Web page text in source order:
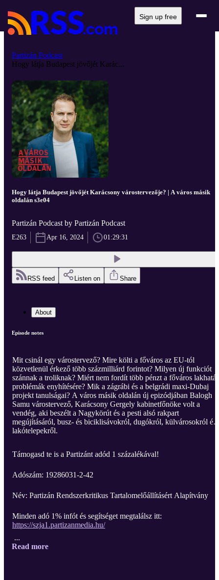
Sign up free
Partizán Podcast
Hogy látja Budapest jövőjét Karác...
Hogy látja Budapest jövőjét Karácsony várostervezője? | A város másik
oldalán s3e04
Partizán Podcast by Partizán Podcast
E263 Apr 16, 2024 01:29:31
RSS feed Listen on Share
About
Episode notes
Mit csinál egy várostervező? Mire költi a főváros az EU-tól
közvetlenül érkező több százmilliárd forintot? Milyen új funkciót
szánnak a troliknak? Miért nem fordít több pénzt a főváros
problémák enyhítésére? Mik a zágrábi és a belgrádi maxi-Dubaj
projekt tanulságai? A város másik oldalán új epizódjában Balogh
Samu várostervező, Karácsony Gergely kabinetfőnöke volt a
vendég, aki beszélt a Nagykörút és a pesti alsó rakpart
megújításáról, busz- és biciklisávokról, dugókról, külvárosokról és
lakótelepekről.
Támogasd te is a Partizánt adód 1 százalékával!
Adószám: 19286031-2-42
Név: Partizán Rendszerkritikus Tartalomelőállításért Alapítvány
Minden adó 1% infót és segítséget megtalálsz itt:
https://szja1.partizanmedia.hu/
...
Read more